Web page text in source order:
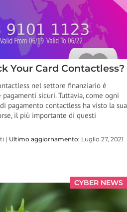
Your Card Contactless?
nel settore finanziario è
sicuri. Tuttavia, come ogni
pagamento contactless ha visto la sua
il più importante di questi
| Ultimo aggiornamento: Luglio 27, 2021
CYBER NEWS